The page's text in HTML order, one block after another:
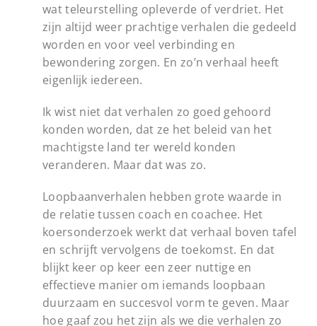
wat teleurstelling opleverde of verdriet. Het
zijn altijd weer prachtige verhalen die gedeeld
worden en voor veel verbinding en
bewondering zorgen. En zo’n verhaal heeft
eigenlijk iedereen.
Ik wist niet dat verhalen zo goed gehoord
konden worden, dat ze het beleid van het
machtigste land ter wereld konden
veranderen. Maar dat was zo.
Loopbaanverhalen hebben grote waarde in
de relatie tussen coach en coachee. Het
koersonderzoek werkt dat verhaal boven tafel
en schrijft vervolgens de toekomst. En dat
blijkt keer op keer een zeer nuttige en
effectieve manier om iemands loopbaan
duurzaam en succesvol vorm te geven. Maar
hoe gaaf zou het zijn als we die verhalen zo